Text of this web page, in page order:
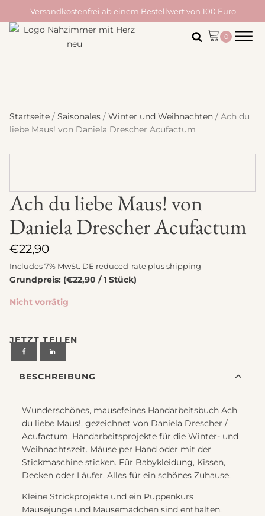
Versandkostenfrei ab einem Bestellwert von 100 Euro
Startseite / Saisonales / Winter und Weihnachten / Ach du
liebe Maus! von Daniela Drescher Acufactum
Ach du liebe Maus! von
Daniela Drescher Acufactum
€22,90
Includes 7% MwSt. DE reduced-rate plusshipping
Grundpreis: (€22,90 / 1 Stück)
Nicht vorrätig
JETZT TEILEN
BESCHREIBUNG
Wunderschönes, mausefeines Handarbeitsbuch Ach
du liebe Maus!, gezeichnet von Daniela Drescher /
Acufactum. Handarbeitsprojekte für die Winter- und
Weihnachtszeit. Mäuse per Hand oder mit der
Stickmaschine sticken. Für Babykleidung, Kissen,
Decken oder Läufer. Alles für ein schönes Zuhause.
Kleine Strickprojekte und ein Puppenkurs
Mausejunge und Mausemädchen sind enthalten.